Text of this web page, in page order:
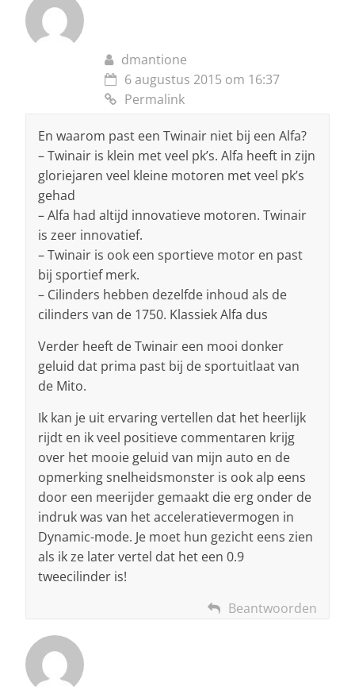
dmantione
6 augustus 2015 om 16:37
Permalink
En waarom past een Twinair niet bij een Alfa?
– Twinair is klein met veel pk’s. Alfa heeft in zijn
gloriejaren veel kleine motoren met veel pk’s
gehad
– Alfa had altijd innovatieve motoren. Twinair
is zeer innovatief.
– Twinair is ook een sportieve motor en past
bij sportief merk.
– Cilinders hebben dezelfde inhoud als de
cilinders van de 1750. Klassiek Alfa dus
Verder heeft de Twinair een mooi donker
geluid dat prima past bij de sportuitlaat van
de Mito.
Ik kan je uit ervaring vertellen dat het heerlijk
rijdt en ik veel positieve commentaren krijg
over het mooie geluid van mijn auto en de
opmerking snelheidsmonster is ook alp eens
door een meerijder gemaakt die erg onder de
indruk was van het acceleratievermogen in
Dynamic-mode. Je moet hun gezicht eens zien
als ik ze later vertel dat het een 0.9
tweecilinder is!
Beantwoorden